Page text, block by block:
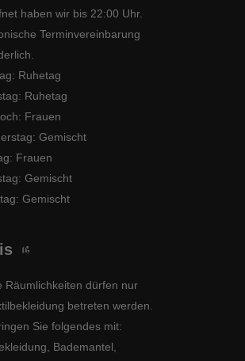
haben wir bis 22:00 Uhr.
Terminvereinbarung
Ruhetag
Ruhetag
Frauen
Gemischt
Frauen
Gemischt
Gemischt
Räumlichkeiten dürfen nur
betreten werden.
Sie folgendes mit:
Bademantel,